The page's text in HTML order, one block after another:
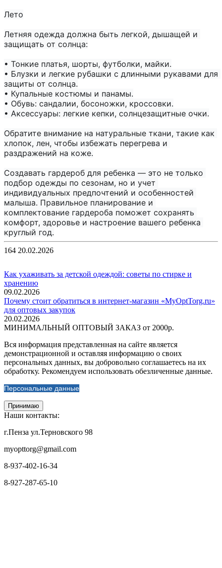
Лето
Летняя одежда должна быть легкой, дышащей и
защищать от солнца:
• Тонкие платья, шорты, футболки, майки.
• Блузки и легкие рубашки с длинными рукавами для
защиты от солнца.
• Купальные костюмы и панамы.
• Обувь: сандалии, босоножки, кроссовки.
• Аксессуары: легкие кепки, солнцезащитные очки.
Обратите внимание на натуральные ткани, такие как
хлопок, лен, чтобы избежать перегрева и
раздражений на коже.
Создавать гардероб для ребенка — это не только
подбор одежды по сезонам, но и учет
индивидуальных предпочтений и особенностей
малыша. Правильное планирование и
комплектование гардероба поможет сохранять
комфорт, здоровье и настроение вашего ребенка
круглый год.
164 20.02.2026
Как ухаживать за детской одеждой: советы по стирке и
хранению
09.02.2026
Почему стоит обратиться в интернет-магазин «MyOptTorg.ru»
для оптовых закупок
20.02.2026
МИНИМАЛЬНЫЙ ОПТОВЫЙ ЗАКАЗ от 2000р.
Вся информация представленная на сайте является
демонстрационной и оставляя информацию о своих
персональных данных, вы добровольно соглашаетесь на их
обработку. Рекомендуем использовать обезличенные данные.
Персональные данные
Принимаю
Наши контакты:
г.Пенза ул.Терновского 98
myopttorg@gmail.com
8-937-402-16-34
8-927-287-65-10